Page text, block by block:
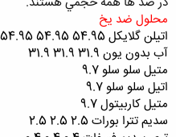
محلول ضد يخ
اتيلن گلايكل 54.95 54.95 54.95
آب بدون يون 31.9 31.9 31.9
متيل سلو سلو 9.7
اتيل سلو سلو 9.7
متيل كاربيتول 9.7
سديم تترا بورات 2.5 2.5 2.5